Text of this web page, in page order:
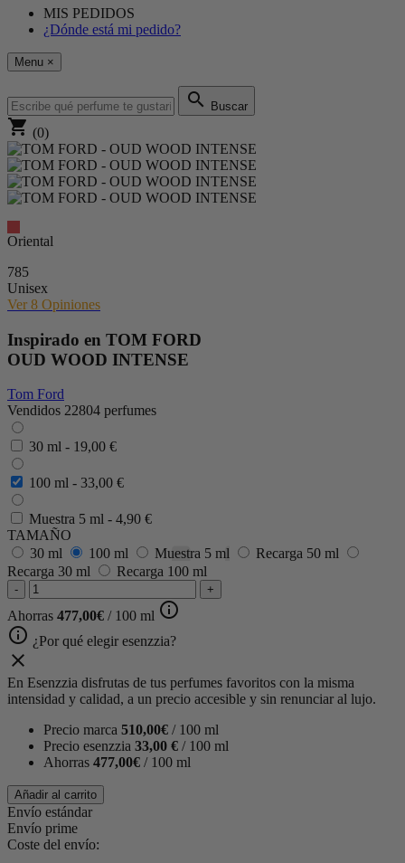
MIS PEDIDOS
¿Dónde está mi pedido?
Menu ×
search Buscar
shopping_cart (0)
Oriental
785
Unisex
Ver 8 Opiniones
Inspirado en TOM FORD
OUD WOOD INTENSE
Tom Ford
Vendidos 22804 perfumes
30 ml - 19,00 €
100 ml - 33,00 €
Muestra 5 ml - 4,90 €
TAMAÑO
30 ml
100 ml Muestra 5 ml
Recarga 50 ml
Recarga 30 ml
Recarga 100 ml
- +
Ahorras 477,00€ / 100 ml info_outline
info_outline ¿Por qué elegir esenzzia?
close
En Esenzzia disfrutas de tus perfumes favoritos con la misma
intensidad y calidad, a un precio accesible y sin renunciar al lujo.
Precio marca 510,00€ / 100 ml
Precio esenzzia 33,00 € / 100 ml
Ahorras 477,00€ / 100 ml
Añadir al carrito
Envío estándar
Envío prime
Coste del envío: